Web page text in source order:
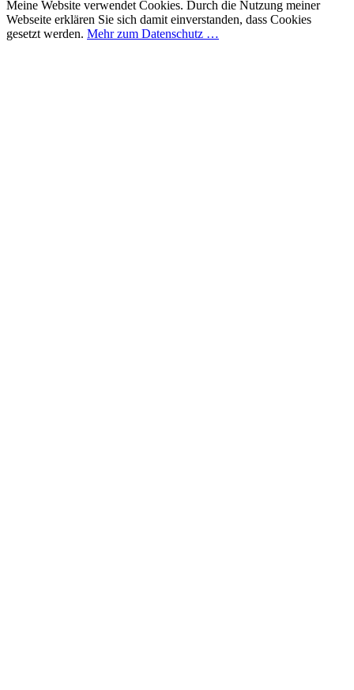
Meine Website verwendet Cookies. Durch die Nutzung meiner
Webseite erklären Sie sich damit einverstanden, dass Cookies
gesetzt werden. Mehr zum Datenschutz …